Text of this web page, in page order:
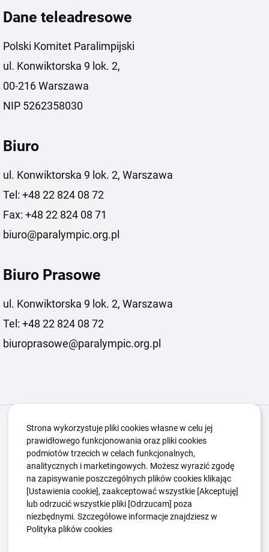
Dane teleadresowe
Polski Komitet Paralimpijski
ul. Konwiktorska 9 lok. 2,
00-216 Warszawa
NIP 5262358030
Biuro
ul. Konwiktorska 9 lok. 2, Warszawa
Tel: +48 22 824 08 72
Fax: +48 22 824 08 71
biuro@paralympic.org.pl
Biuro Prasowe
ul. Konwiktorska 9 lok. 2, Warszawa
Tel: +48 22 824 08 72
biuroprasowe@paralympic.org.pl
Igrzyska Paralimpijskie O nas
Kwalifikacje ZSK
Kluby Aktualności
Edukacja
Guttmanny Kontakt
Polityka Ochrony Dzieci
Sygnaliści
Polityka plików cookie
Strona wykorzystuje pliki cookies własne w celu jej
prawidłowego funkcjonowania oraz pliki cookies
podmiotów trzecich w celach funkcjonalnych,
analitycznych i marketingowych. Możesz wyrazić zgodę
na zapisywanie poszczególnych plików cookies klikając
[Ustawienia cookie], zaakceptować wszystkie [Akceptuję]
lub odrzucić wszystkie pliki [Odrzucam] poza
niezbędnymi. Szczegółowe informacje znajdziesz w
Polityka plików cookies